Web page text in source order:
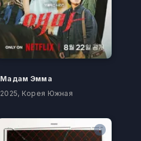
Мадам Эмма
2025, Корея Южная